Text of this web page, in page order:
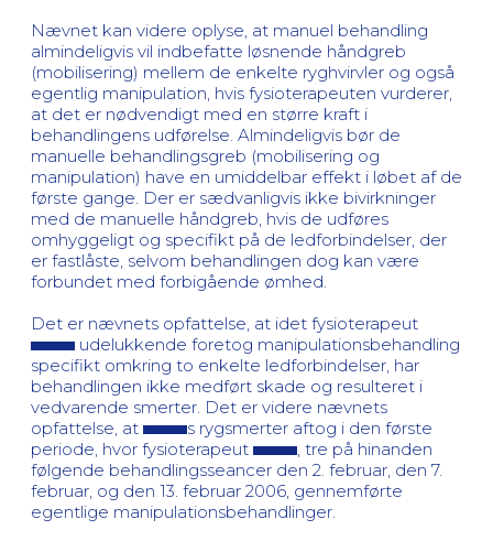
Nævnet kan videre oplyse, at manuel behandling
almindeligvis vil indbefatte løsnende håndgreb
(mobilisering) mellem de enkelte ryghvirvler og også
egentlig manipulation, hvis fysioterapeuten vurderer,
at det er nødvendigt med en større kraft i
behandlingens udførelse. Almindeligvis bør de
manuelle behandlingsgreb (mobilisering og
manipulation) have en umiddelbar effekt i løbet af de
første gange. Der er sædvanligvis ikke bivirkninger
med de manuelle håndgreb, hvis de udføres
omhyggeligt og specifikt på de ledforbindelser, der
er fastlåste, selvom behandlingen dog kan være
forbundet med forbigående ømhed.
Det er nævnets opfattelse, at idet fysioterapeut
udelukkende foretog manipulationsbehandling
specifikt omkring to enkelte ledforbindelser, har
behandlingen ikke medført skade og resulteret i
vedvarende smerter. Det er videre nævnets
opfattelse, at
s rygsmerter aftog i den første
periode, hvor fysioterapeut
, tre på hinanden
følgende behandlingsseancer den 2. februar, den 7.
februar, og den 13. februar 2006, gennemførte
egentlige manipulationsbehandlinger.